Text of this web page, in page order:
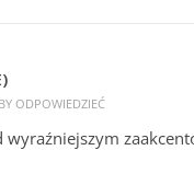
ODPOWIEDZIEĆ
wyraźniejszym